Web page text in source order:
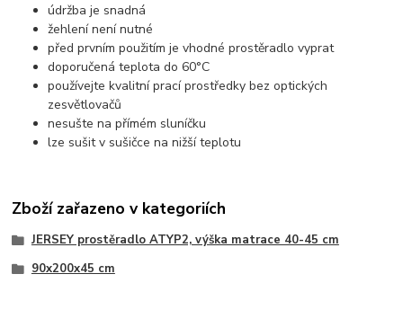
údržba je snadná
žehlení není nutné
před prvním použitím je vhodné prostěradlo vyprat
doporučená teplota do 60°C
používejte kvalitní prací prostředky bez optických
zesvětlovačů
nesušte na přímém sluníčku
lze sušit v sušičce na nižší teplotu
Zboží zařazeno v kategoriích
JERSEY prostěradlo ATYP2, výška matrace 40-45 cm
90x200x45 cm